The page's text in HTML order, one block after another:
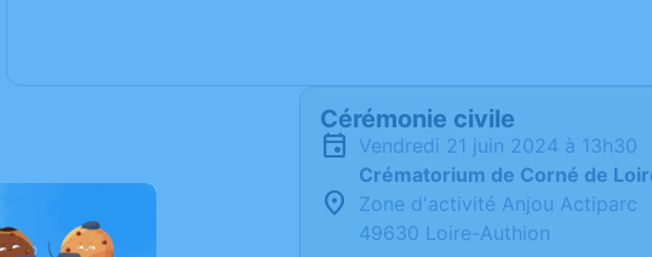
Cérémonie civile
vendredi 21 juin 2024 à 13h30
Crématorium de Corné de
Zone d'activité Anjou Actiparc
49630 Loire-Authion